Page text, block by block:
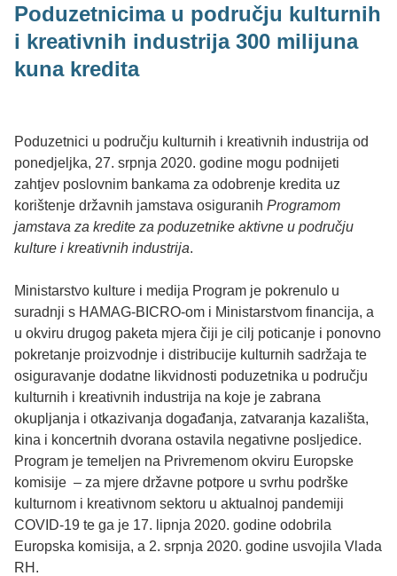
Poduzetnicima u području kulturnih
i kreativnih industrija 300 milijuna
kuna kredita
Poduzetnici u području kulturnih i kreativnih industrija od
ponedjeljka, 27. srpnja 2020. godine mogu podnijeti
zahtjev poslovnim bankama za odobrenje kredita uz
korištenje državnih jamstava osiguranih Programom
jamstava za kredite za poduzetnike aktivne u području
kulture i kreativnih industrija.
Ministarstvo kulture i medija Program je pokrenulo u
suradnji s HAMAG-BICRO-om i Ministarstvom financija, a
u okviru drugog paketa mjera čiji je cilj poticanje i ponovno
pokretanje proizvodnje i distribucije kulturnih sadržaja te
osiguravanje dodatne likvidnosti poduzetnika u području
kulturnih i kreativnih industrija na koje je zabrana
okupljanja i otkazivanja događanja, zatvaranja kazališta,
kina i koncertnih dvorana ostavila negativne posljedice.
Program je temeljen na Privremenom okviru Europske
komisije – za mjere državne potpore u svrhu podrške
kulturnom i kreativnom sektoru u aktualnoj pandemiji
COVID-19 te ga je 17. lipnja 2020. godine odobrila
Europska komisija, a 2. srpnja 2020. godine usvojila Vlada
RH.